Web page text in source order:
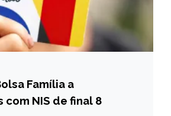
Família a
com NIS de final 8